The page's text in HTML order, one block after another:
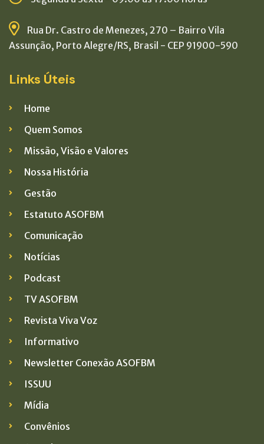
Rua Dr. Castro de Menezes, 270 – Bairro Vila
Assunção, Porto Alegre/RS, Brasil - CEP 91900-590
Links Úteis
Home
Quem Somos
Missão, Visão e Valores
Nossa História
Gestão
Estatuto ASOFBM
Comunicação
Notícias
Podcast
TV ASOFBM
Revista Viva Voz
Informativo
Newsletter Conexão ASOFBM
ISSUU
Mídia
Convênios